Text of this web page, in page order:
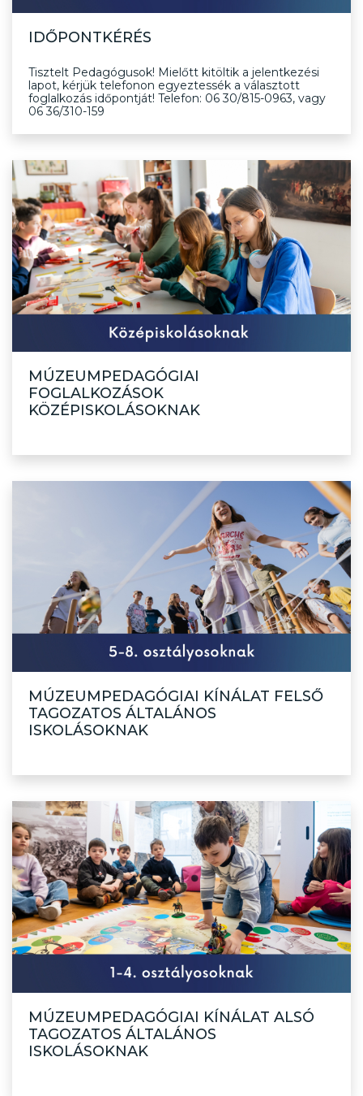
IDŐPONTKÉRÉS
Tisztelt Pedagógusok! Mielőtt kitöltik a jelentkezési
lapot, kérjük telefonon egyeztessék a választott
foglalkozás időpontját! Telefon: 06 30/815-0963, vagy
06 36/310-159
MÚZEUMPEDAGÓGIAI
FOGLALKOZÁSOK
KÖZÉPISKOLÁSOKNAK
MÚZEUMPEDAGÓGIAI KÍNÁLAT FELSŐ
TAGOZATOS ÁLTALÁNOS
ISKOLÁSOKNAK
MÚZEUMPEDAGÓGIAI KÍNÁLAT ALSÓ
TAGOZATOS ÁLTALÁNOS
ISKOLÁSOKNAK